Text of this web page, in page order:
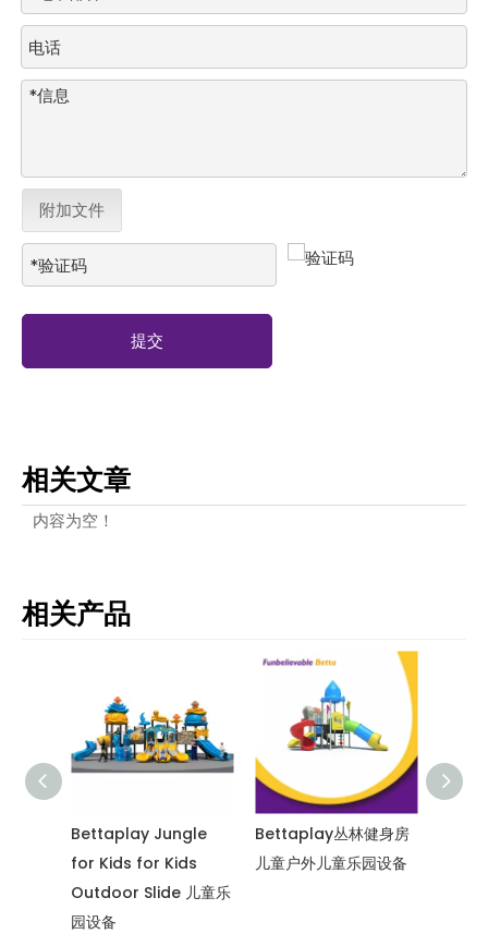
附加文件
提交
相关文章
内容为空！
相关产品
Bettaplay Jungle
for Kids for Kids
Outdoor Slide 儿童乐
园设备
Bettaplay丛林健身房
儿童户外儿童乐园设备